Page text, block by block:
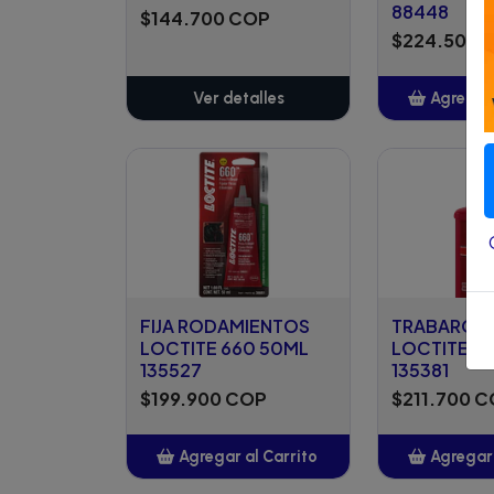
$144.700 COP
Ver detalles
88448
$224.500
FIJA RODAMIENTOS
LOCTITE 660 50ML
135527
$199.900 COP
Agregar al Carrito
LOCTITE
135381
$211.700